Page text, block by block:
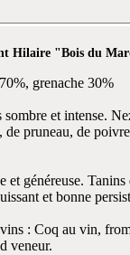
Hilaire "Bois du
grenache 30%
et intense.
de pruneau, de
et généreuse.
et bonne
: Coq au vin,
veneur.